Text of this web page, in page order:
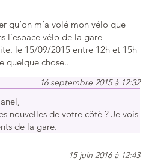
qu’on m’a volé mon vélo que
l’espace vélo de la gare
le 15/09/2015 entre 12h et 15h
quelque chose..
16 septembre 2015 à 12:32
nouvelles de votre côté ? Je vois
de la gare.
15 juin 2016 à 12:43